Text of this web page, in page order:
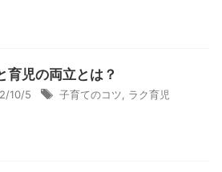
育児の両立とは？
10/5 子育てのコツ ラク育児